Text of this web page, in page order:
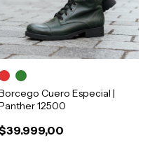
Cuero Especial |
12500